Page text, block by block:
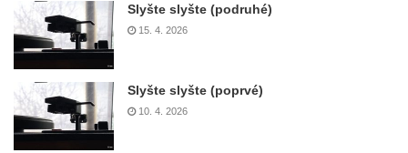
Slyšte slyšte (podruhé)
15. 4. 2026
Slyšte slyšte (poprvé)
10. 4. 2026